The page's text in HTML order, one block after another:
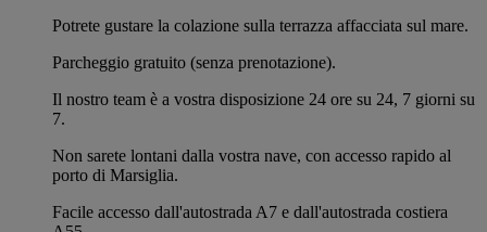
Potrete gustare la colazione sulla terrazza affacciata sul mare.
Parcheggio gratuito (senza prenotazione).
Il nostro team è a vostra disposizione 24 ore su 24, 7 giorni su
7.
Non sarete lontani dalla vostra nave, con accesso rapido al
porto di Marsiglia.
Facile accesso dall'autostrada A7 e dall'autostrada costiera